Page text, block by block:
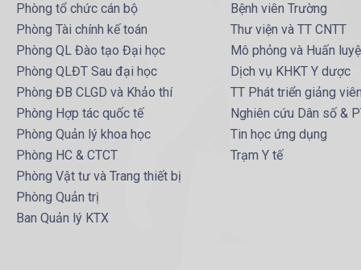
Phòng tổ chức cán bộ
Phòng Tài chính kế toán
Phòng QL Đào tạo Đại học
Phòng QLĐT Sau đại học
Phòng ĐB CLGD và Khảo thí
Phòng Hợp tác quốc tế
Phòng Quản lý khoa học
Phòng HC & CTCT
Phòng Vật tư và Trang thiết bị
Phòng Quản trị
Ban Quản lý KTX
Bệnh viên Trường
Thư viện và TT CNTT
Mô phỏng và Huấn
Dịch vụ KHKT Y dược
TT Phát triển giảng
Nghiên cứu Dân số &
Tin học ứng dụng
Trạm Y tế